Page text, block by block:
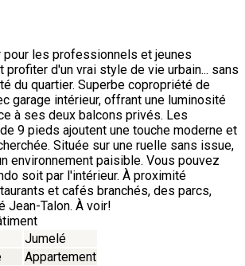
pour les professionnels et jeunes
d'un vrai style de vie urbain... sans
du quartier. Superbe copropriété de
garage intérieur, offrant une luminosité
à ses deux balcons privés. Les
9 pieds ajoutent une touche moderne et
Située sur une ruelle sans issue,
environnement paisible. Vous pouvez
soit par l'intérieur. À proximité
et cafés branchés, des parcs,
Jean-Talon. À voir!
Jumelé
Appartement